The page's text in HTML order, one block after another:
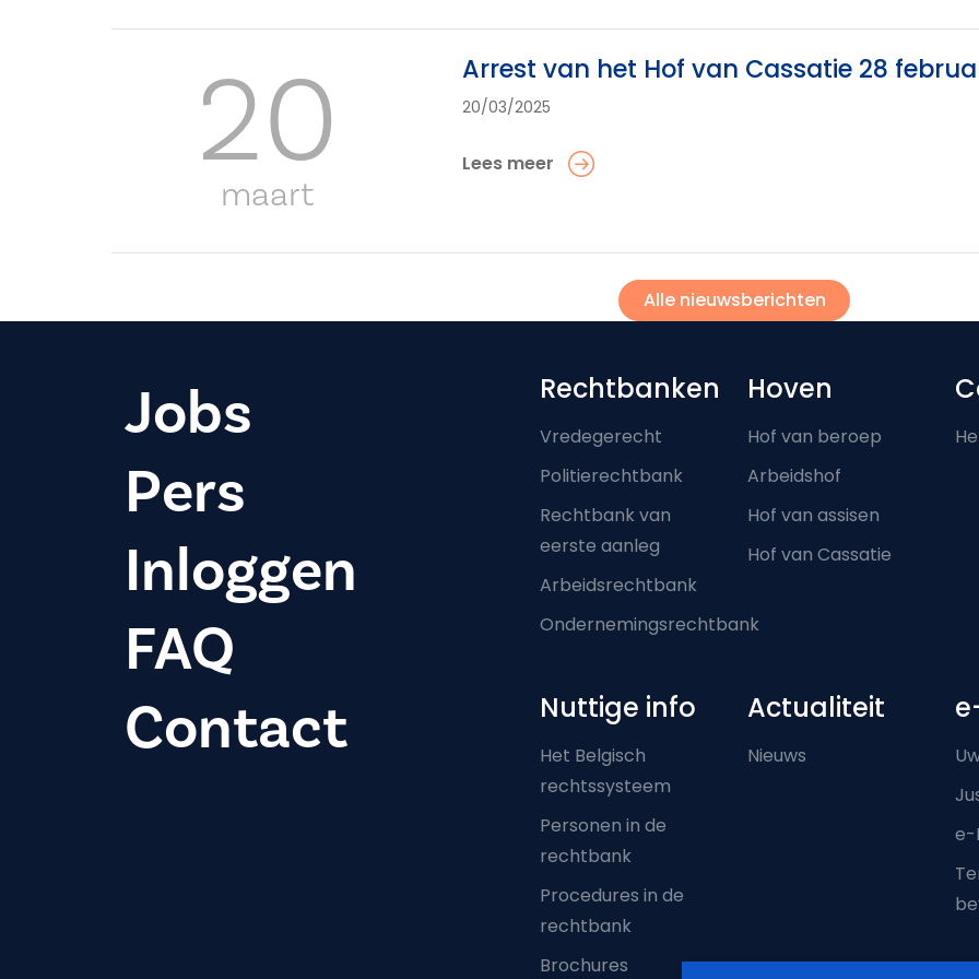
20
maart
Arrest van het Hof van Cassatie 28
20/03/2025
Lees meer
Alle nieuwsberichten
Jobs
Pers
Inloggen
FAQ
Contact
Footer-menu
Rechtbanken
Vredegerecht
Politierechtbank
Rechtbank van
eerste aanleg
Arbeidsrechtbank
Ondernemingsrechtbank
Hoven
Hof van beroep
Arbeidshof
Hof van assisen
Hof van Cassatie
Nuttige info
Het Belgisch
rechtssysteem
Personen in de
rechtbank
Procedures in de
rechtbank
Brochures
Actualiteit
Nieuws
e-